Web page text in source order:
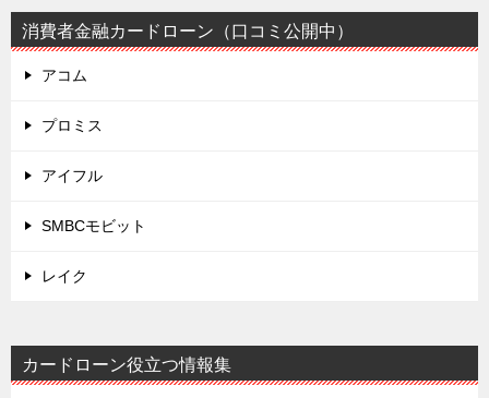
消費者金融カードローン（口コミ公開中）
アコム
プロミス
アイフル
SMBCモビット
レイク
カードローン役立つ情報集